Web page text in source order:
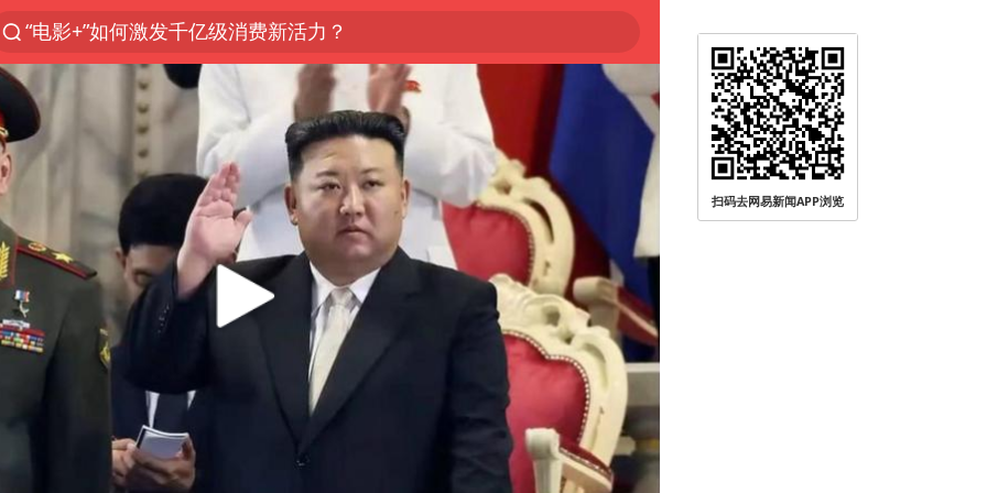
“电影+”如何激发千亿级消费新活力？
国乒男单横滨冠军赛全军覆没
U17国足三连胜晋级明日之星半决赛
东航：国内客票提前14天免费退改
日本试射“战斧”导弹，国防部回应
四川宜宾市高县4.9级地震致1人死亡
台风白海豚中心风力增强
百花奖开幕式
“新疆阿勒泰八月能滑雪”不实
我国外贸延续良好增长态势
国防部：中国军队坚决反制任何闹海挑衅图谋
扫码去网易新闻APP浏览